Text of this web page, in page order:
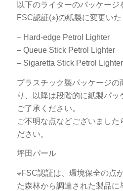
以下のライターのパッケージ
FSC認証(※)の紙製に変更いた
– Hard-edge Petrol Lighter
– Queue Stick Petrol Lighter
– Sigaretta Stick Petrol Lighter
プラスチック製パッケージの
り、以降は段階的に紙製パ
ご了承ください。
ご不明な点などございました
ださい。
坪田パール
※FSC認証は、環境保全の点
た森林から調達された製品に